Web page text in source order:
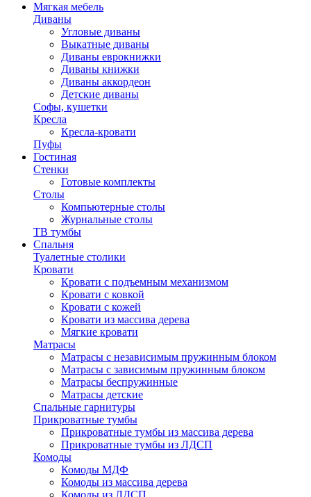
Мягкая мебель
Диваны
Угловые диваны
Выкатные диваны
Диваны еврокнижки
Диваны книжки
Диваны аккордеон
Детские диваны
Софы, кушетки
Кресла
Кресла-кровати
Пуфы
Гостиная
Стенки
Готовые комплекты
Столы
Компьютерные столы
Журнальные столы
ТВ тумбы
Спальня
Туалетные столики
Кровати
Кровати с подъемным механизмом
Кровати с ковкой
Кровати с кожей
Кровати из массива дерева
Мягкие кровати
Матрасы
Матрасы с независимым пружинным блоком
Матрасы с зависимым пружинным блоком
Матрасы беспружинные
Матрасы детские
Спальные гарнитуры
Прикроватные тумбы
Прикроватные тумбы из массива дерева
Прикроватные тумбы из ЛДСП
Комоды
Комоды МДФ
Комоды из массива дерева
Комоды из ЛДСП